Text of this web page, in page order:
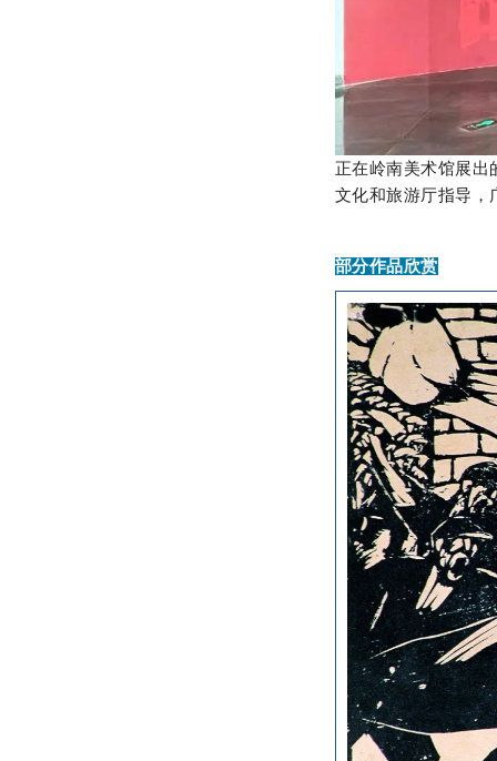
正在岭南美术馆展出
文化和旅游厅指导，
部分作品欣赏